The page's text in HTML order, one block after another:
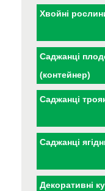
Хвойні
Саджанці
(контейнер)
Саджанці
Саджанці
Декоративні